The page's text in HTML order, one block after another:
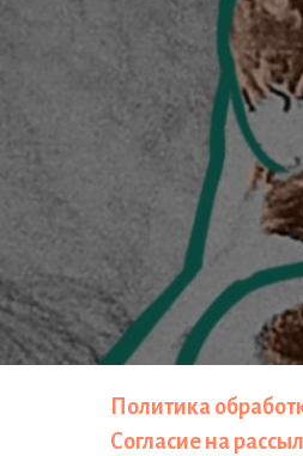
Согласие на
Политика